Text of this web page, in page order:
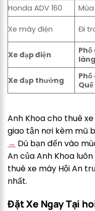
Honda ADV 160
Xe máy điện Đi
Xe đạp điện
Phố
Xe đạp thường
Quế
Anh Khoa cho thuê
giao tận nơi kèm mũ
→ Dù bạn đến vào
An của Anh Khoa
thuê xe máy Hội An
nhất.
Đặt Xe Ngay Tại